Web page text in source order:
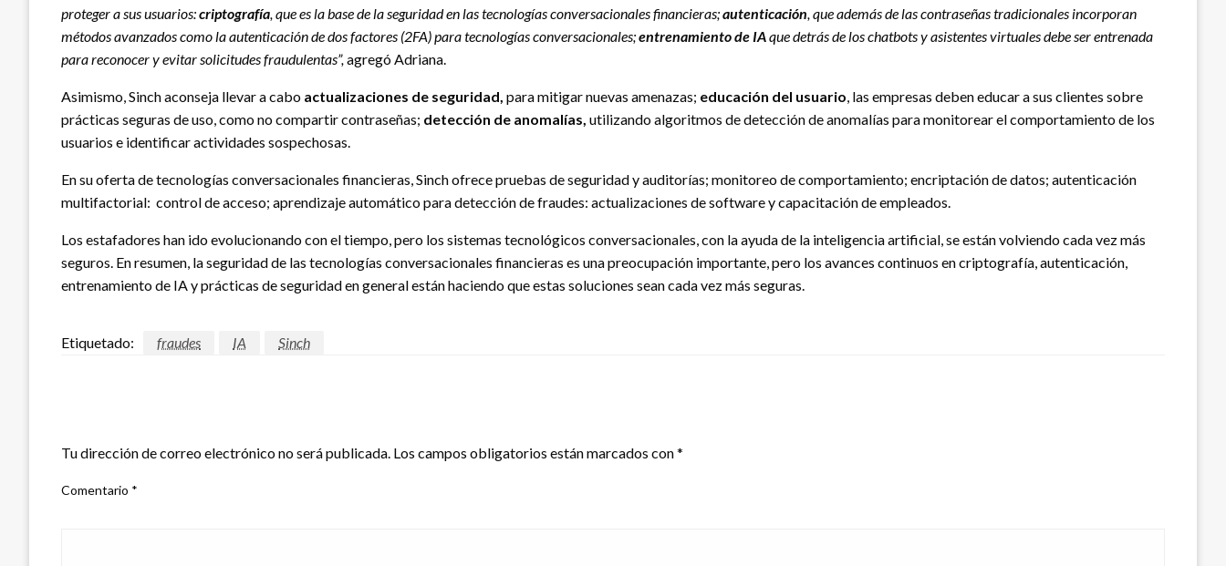
proteger a sus usuarios:criptografía, que es la base de la seguridad en las tecnologías conversacionales financieras;autenticación, que además de las contraseñas tradicionales incorporan
métodos avanzados como la autenticación de dos factores (2FA) para tecnologías conversacionales;entrenamiento de IAque detrás de los chatbots y asistentes virtuales debe ser entrenada
para reconocer y evitar solicitudes fraudulentas”,agregó Adriana.
Asimismo, Sinch aconseja llevar a cabo actualizaciones de seguridad, para mitigar nuevas amenazas; educación del usuario, las empresas deben educar a sus clientes sobre
prácticas seguras de uso, como no compartir contraseñas; detección de anomalías, utilizando algoritmos de detección de anomalías para monitorear el comportamiento de los
usuarios e identificar actividades sospechosas.
En su oferta de tecnologías conversacionales financieras, Sinch ofrece pruebas de seguridad y auditorías; monitoreo de comportamiento; encriptación de datos; autenticación
multifactorial: control de acceso; aprendizaje automático para detección de fraudes: actualizaciones de software y capacitación de empleados.
Los estafadores han ido evolucionando con el tiempo, pero los sistemas tecnológicos conversacionales, con la ayuda de la inteligencia artificial, se están volviendo cada vez más
seguros. En resumen, la seguridad de las tecnologías conversacionales financieras es una preocupación importante, pero los avances continuos en criptografía, autenticación,
entrenamiento de IA y prácticas de seguridad en general están haciendo que estas soluciones sean cada vez más seguras.
Etiquetado: fraudes IA Sinch
Tu dirección de correo electrónico no será publicada. Los campos obligatorios están marcados con*
Comentario *